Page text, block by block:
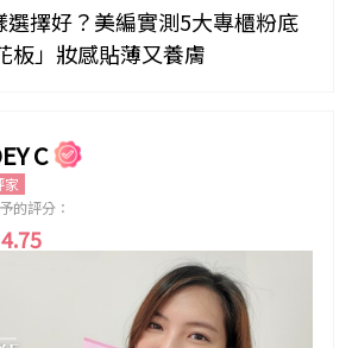
選擇好？美編實測5大專櫃粉底
板」妝感貼薄又養膚
C
家
的評分：
4.75